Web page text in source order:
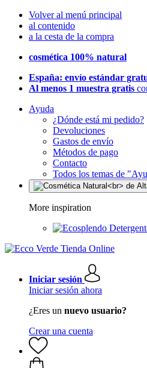
Volver al menú principal
al contenido
a la cesta de la compra
cosmética 100% natural
España: envío estándar
Al menos 1 muestra gratis
Ayuda
¿Dónde está mi pedido?
Devoluciones
Gastos de envío
Métodos de pago
Contacto
Todos los temas de
More inspiration
Iniciar sesión
Iniciar sesión ahora
¿Eres un nuevo usuario?
Crear una cuenta